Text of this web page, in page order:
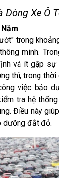
Dòng Xe Ô
trong
minh.
và ít gặp sự
thì, trong thời
việc bảo
tra hệ
Điều này
dưỡng đắt đỏ.